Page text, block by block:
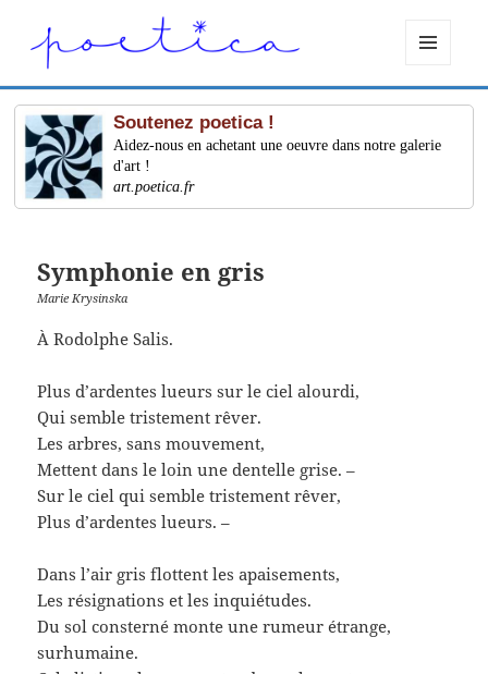
ET
WIDGETS
Soutenez poetica !
Aidez-nous en achetant une oeuvre dans notre galerie
d'art !
art.poetica.fr
Symphonie en gris
Marie Krysinska
À Rodolphe Salis.
Plus d’ardentes lueurs sur le ciel alourdi,
Qui semble tristement rêver.
Les arbres, sans mouvement,
Mettent dans le loin une dentelle grise. –
Sur le ciel qui semble tristement rêver,
Plus d’ardentes lueurs. –
Dans l’air gris flottent les apaisements,
Les résignations et les inquiétudes.
Du sol consterné monte une rumeur étrange,
surhumaine.